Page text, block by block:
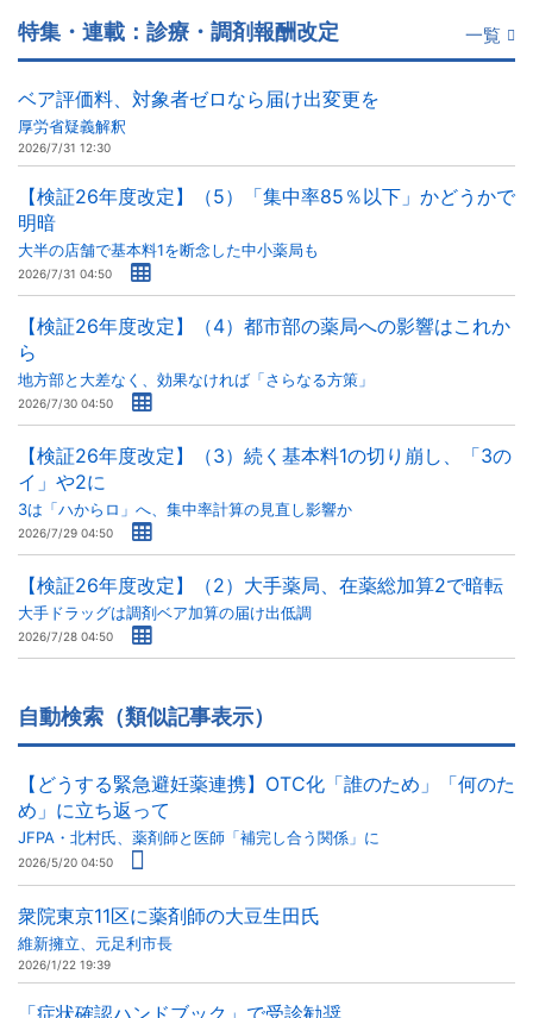
特集・連載：診療・調剤報酬改定 一覧
ベア評価料、対象者ゼロなら届け出変更を
厚労省疑義解釈
2026/7/31 12:30
【検証26年度改定】（5）「集中率85％以下」かどうかで
明暗
大半の店舗で基本料1を断念した中小薬局も
2026/7/31 04:50
【検証26年度改定】（4）都市部の薬局への影響はこれか
ら
地方部と大差なく、効果なければ「さらなる方策」
2026/7/30 04:50
【検証26年度改定】（3）続く基本料1の切り崩し、「3の
イ」や2に
3は「ハからロ」へ、集中率計算の見直し影響か
2026/7/29 04:50
【検証26年度改定】（2）大手薬局、在薬総加算2で暗転
大手ドラッグは調剤ベア加算の届け出低調
2026/7/28 04:50
自動検索（類似記事表示）
【どうする緊急避妊薬連携】OTC化「誰のため」「何のた
め」に立ち返って
JFPA・北村氏、薬剤師と医師「補完し合う関係」に
2026/5/20 04:50
衆院東京11区に薬剤師の大豆生田氏
維新擁立、元足利市長
2026/1/22 19:39
「症状確認ハンドブック」で受診勧奨